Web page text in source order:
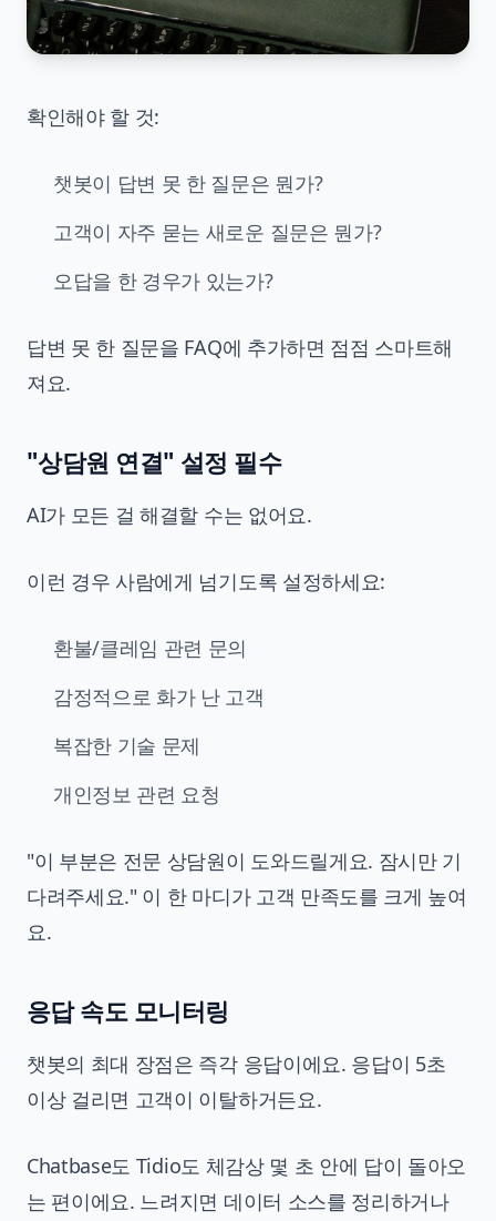
확인해야 할 것:
챗봇이 답변 못 한 질문은 뭔가?
고객이 자주 묻는 새로운 질문은 뭔가?
오답을 한 경우가 있는가?
답변 못 한 질문을 FAQ에 추가하면 점점 스마트해
져요.
"상담원 연결" 설정 필수
AI가 모든 걸 해결할 수는 없어요.
이런 경우 사람에게 넘기도록 설정하세요:
환불/클레임 관련 문의
감정적으로 화가 난 고객
복잡한 기술 문제
개인정보 관련 요청
"이 부분은 전문 상담원이 도와드릴게요. 잠시만 기
다려주세요." 이 한 마디가 고객 만족도를 크게 높여
요.
응답 속도 모니터링
챗봇의 최대 장점은 즉각 응답이에요. 응답이 5초
이상 걸리면 고객이 이탈하거든요.
Chatbase도 Tidio도 체감상 몇 초 안에 답이 돌아오
는 편이에요. 느려지면 데이터 소스를 정리하거나